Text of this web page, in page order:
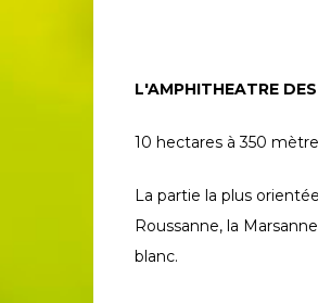
L'AMPHITHEATRE
10 hectares à 350
La partie la plus
Roussanne, la
blanc.